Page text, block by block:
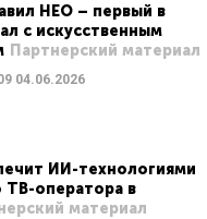
НЕО – первый в
с искусственным
Партнерский материал
04.06.2026
ИИ-технологиями
ТВ-оператора в
материал